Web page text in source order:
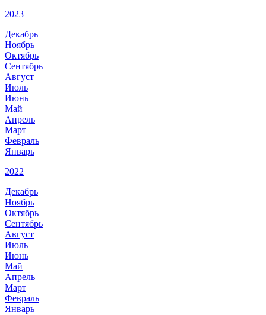
2023
Декабрь
Ноябрь
Октябрь
Сентябрь
Август
Июль
Июнь
Май
Апрель
Март
Февраль
Январь
2022
Декабрь
Ноябрь
Октябрь
Сентябрь
Август
Июль
Июнь
Май
Апрель
Март
Февраль
Январь